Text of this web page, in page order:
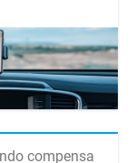
compensa